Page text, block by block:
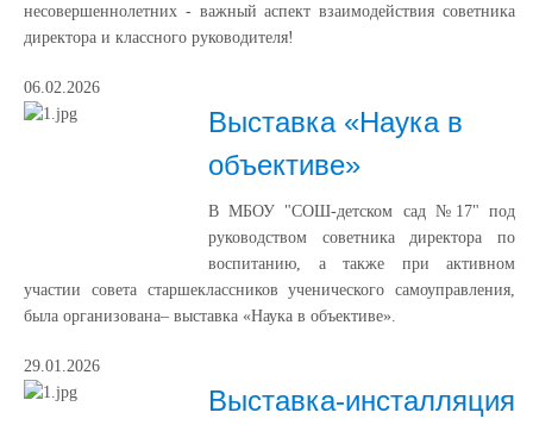
несовершеннолетних - важный аспект взаимодействия советника
директора и классного руководителя!
06.02.2026
Выставка «Наука в
объективе»
В МБОУ "СОШ-детском сад №17" под
руководством советника директора по
воспитанию, а также при активном
участии совета старшеклассников ученического самоуправления,
была организована– выставка «Наука в объективе».
29.01.2026
Выставка-инсталляция